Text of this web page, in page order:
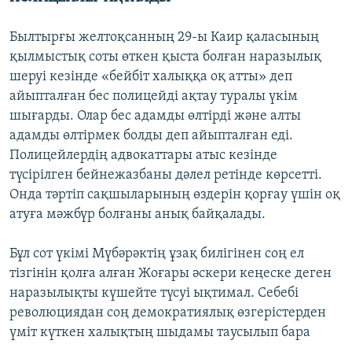
Былтырғы желтоқсанның 29-ы Каир қаласының
қылмыстық соты өткен қыста болған наразылық
шеруі кезінде «бейбіт халыққа оқ атты» деп
айыпталған бес полицейді ақтау туралы үкім
шығарды. Олар бес адамды өлтірді және алты
адамды өлтірмек болды деп айыпталған еді.
Полицейлердің адвокаттары атыс кезінде
түсірілген бейнежазбаны дәлел ретінде көрсетті.
Онда тәртіп сақшыларының өздерін қорғау үшін оқ
атуға мәжбүр болғаны анық байқалады.
Бұл сот үкімі Мүбәрәктің ұзақ билігінен соң ел
тізгінін қолға алған Жоғары әскери кеңеске деген
наразылықты күшейте түсуі ықтимал. Себебі
революциядан соң демократиялық өзгерістерден
үміт күткен халықтың шыдамы таусылып бара